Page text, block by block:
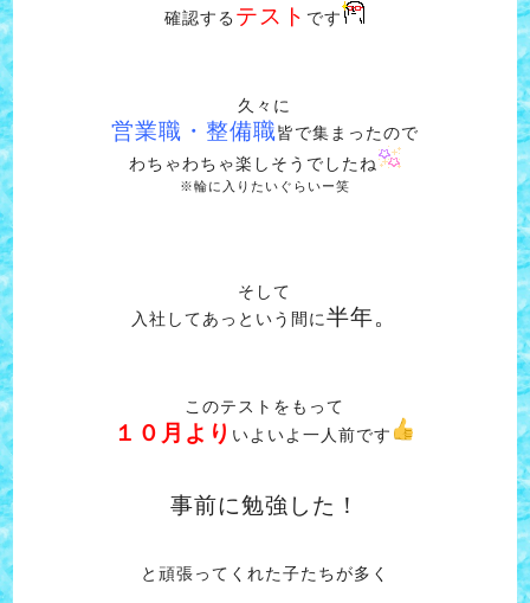
確認する テスト です
久々に
営業職・整備職皆で集まったので
わちゃわちゃ楽しそうでしたね
※輪に入りたいぐらいー笑
そして
入社してあっという間に半年。
このテストをもって
１０月より いよいよ一人前です
事前に勉強した！
と頑張ってくれた子たちが多く